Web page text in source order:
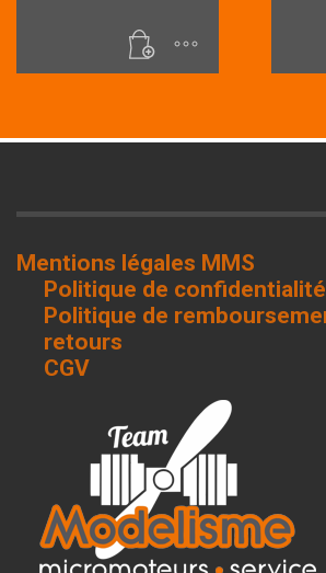
Mentions légales MMS
Politique de confidentialité
Politique de
retours
CGV